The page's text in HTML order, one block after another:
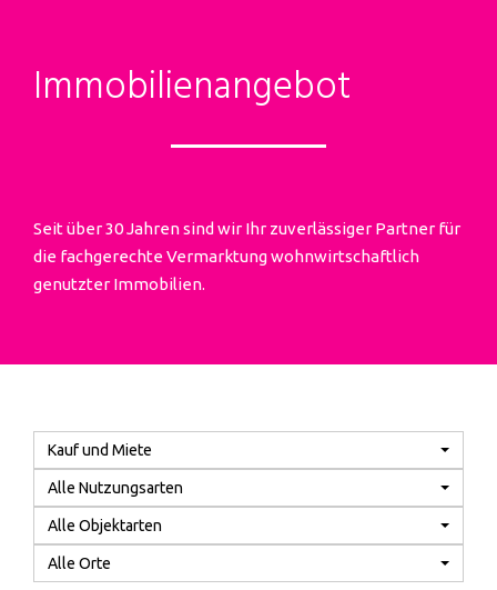
Immobilien­angebot
Seit über 30 Jahren sind wir Ihr zuverlässiger Partner für
die fachgerechte Vermarktung wohnwirtschaftlich
genutzter Immobilien.
Kauf und Miete
Alle Nutzungsarten
Alle Objektarten
Alle Orte